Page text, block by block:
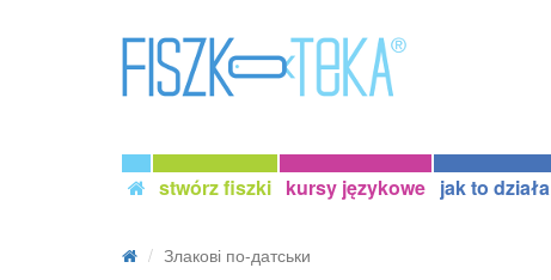
stwórz fiszki kursy językowe jak to działa
Злакові по-датськи